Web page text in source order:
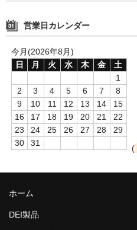
営業日カレンダー
今月(2026年8月)
日
月 火 水 木 金
土
1
2
3 4 5 6 7
8
9
10 11 12 13 14
15
16
17 18 19 20 21
22
23
24 25 26 27 28
29
30
31
(
ホーム
DEI製品